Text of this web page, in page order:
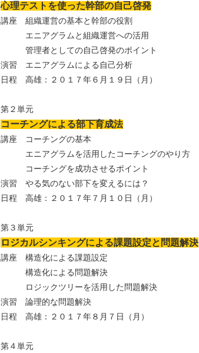
心理テストを使った幹部の自己啓発
講座 組織運営の基本と幹部の役割
エニアグラムと組織運営への活用
管理者としての自己啓発のポイント
演習 エニアグラムによる自己分析
日程 高雄：２０１７年６月１９日（月）
第２単元
コーチングによる部下育成法
講座 コーチングの基本
エニアグラムを活用したコーチングのやり方
コーチングを成功させるポイント
演習 やる気のない部下を変えるには？
日程 高雄：２０１７年７月１０日（月）
第３単元
ロジカルシンキングによる課題設定と問題解決
講座 構造化による課題設定
構造化による問題解決
ロジックツリーを活用した問題解決
演習 論理的な問題解決
日程 高雄：２０１７年８月７日（月）
第４単元